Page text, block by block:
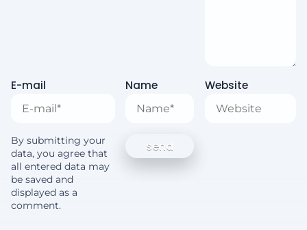
E-mail Name Website
By submitting your
data, you agree that
all entered data may
be saved and
displayed as a
comment.